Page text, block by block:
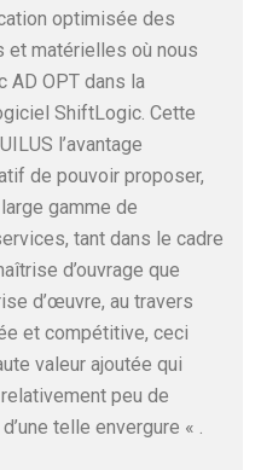
optimisée des
et matérielles où nous
AD OPT dans la
ShiftLogic. Cette
l’avantage
de pouvoir proposer,
gamme de
tant dans le cadre
d’ouvrage que
d’œuvre, au travers
et compétitive, ceci
valeur ajoutée qui
peu de
telle envergure « .